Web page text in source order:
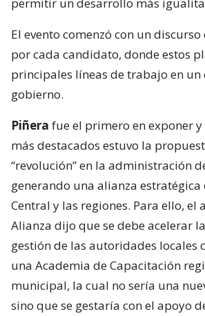
El evento comenzó con un
por cada candidato, donde estos
principales líneas de trabajo en un
gobierno.
Piñera fue el primero en exponer
más destacados estuvo la
“revolución” en la administración
generando una alianza estratégica
Central y las regiones. Para ello, el
Alianza dijo que se debe acelerar
gestión de las autoridades locales
una Academia de Capacitación
municipal, la cual no sería una
sino que se gestaría con el apoyo